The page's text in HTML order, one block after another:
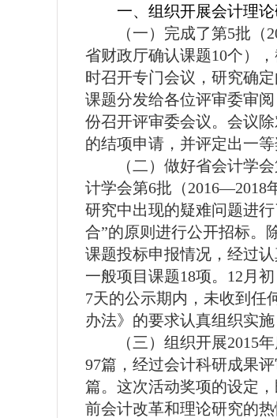
一、组织开展会计理
（一）完成了第5批（
省财政厅确认课题10个）
时召开专门会议，研究确
课题分发给各位评审委审
份召开评审委会议。会议
的结项申请，并评定出一
（二）做好省会计学
计学会第6批（2016—2018
研究中出现的疑难问题进
合”的原则进行公开招标。
课题投标申报情况，经过
一般项目课题18项。 12 月
7天的公示期内，未收到任
办法》的要求认真组织实施
（三）组织开展2015
97篇，经过会计科研成果
篇。 这次活动奖项的设定
前会计改革和理论研究的热